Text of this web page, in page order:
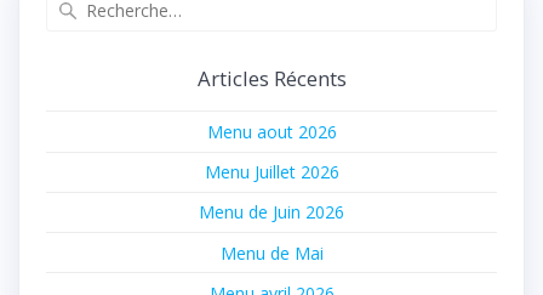
Articles Récents
Menu aout 2026
Menu Juillet 2026
Menu de Juin 2026
Menu de Mai